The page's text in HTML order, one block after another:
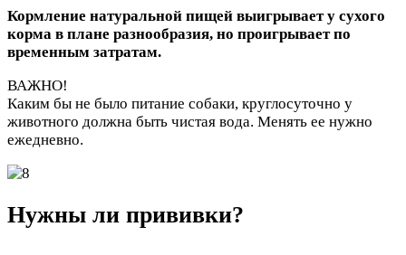
Кормление натуральной пищей выигрывает у сухого
корма в плане разнообразия, но проигрывает по
временным затратам.
ВАЖНО!
Каким бы не было питание собаки, круглосуточно у
животного должна быть чистая вода. Менять ее нужно
ежедневно.
Нужны ли прививки?